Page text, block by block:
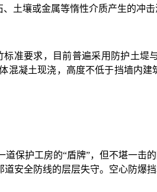
壤或金属等惰性介质产生的冲击
要求，目前普遍采用防护土堤
凝土现浇，高度不低于挡墙内
护工房的“盾牌”，但不堪一击
安全防线的层层失守。空心防爆